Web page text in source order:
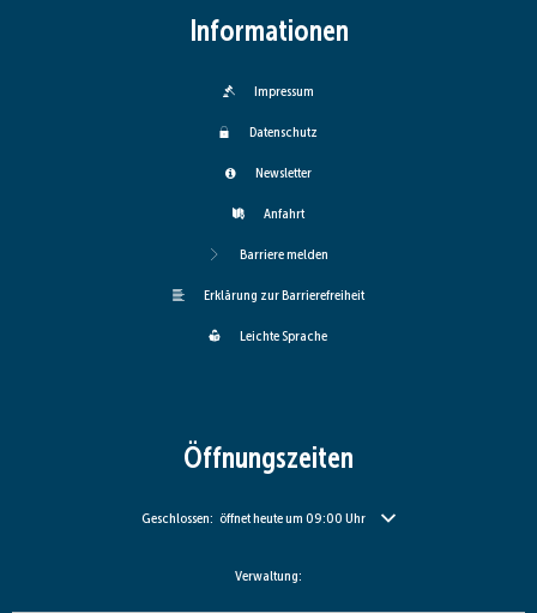
Informationen
Impressum
Datenschutz
Newsletter
Anfahrt
Barriere melden
Erklärung zur Barrierefreiheit
Leichte Sprache
Öffnungszeiten
Klicken, um weitere Öffnungs- oder Schließzeiten auszublenden
Geschlossen: öffnet heute um 09:00 Uhr
Verwaltung: